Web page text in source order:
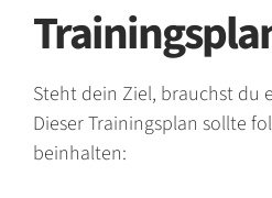
Steht dein Ziel, brauchst du
Dieser Trainingsplan sollte
beinhalten: